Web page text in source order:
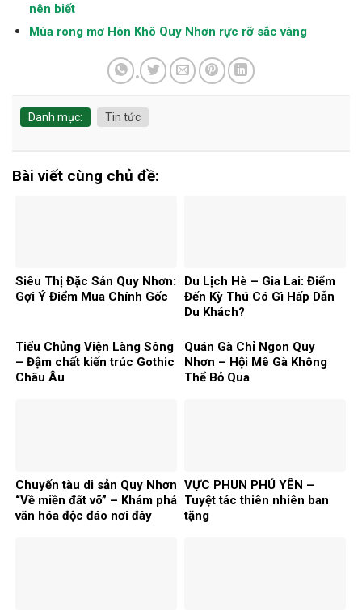
nên biết
Mùa rong mơ Hòn Khô Quy Nhơn rực rỡ sắc vàng
Danh mục: Tin tức
Bài viết cùng chủ đề:
Siêu Thị Đặc Sản Quy Nhơn:
Gợi Ý Điểm Mua Chính Gốc
Du Lịch Hè – Gia Lai: Điểm
Đến Kỳ Thú Có Gì Hấp Dẫn
Du Khách?
Tiểu Chủng Viện Làng Sông
– Đậm chất kiến trúc Gothic
Châu Âu
Quán Gà Chỉ Ngon Quy
Nhơn – Hội Mê Gà Không
Thể Bỏ Qua
Chuyến tàu di sản Quy Nhơn
“Về miền đất võ” – Khám phá
văn hóa độc đáo nơi đây
VỰC PHUN PHÚ YÊN –
Tuyệt tác thiên nhiên ban
tặng